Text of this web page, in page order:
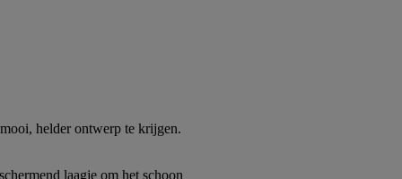
helder ontwerp te krijgen.
laagje om het schoon